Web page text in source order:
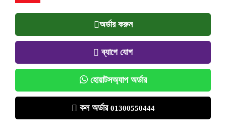
অর্ডার করুন
ব্যাগে যোগ
হোয়াটসঅ্যাপ অর্ডার
কল অর্ডার 01300550444